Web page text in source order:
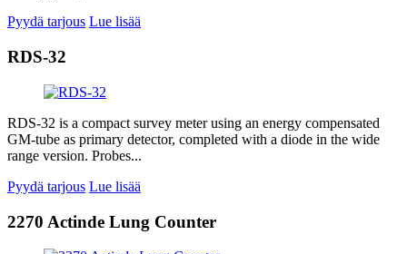
Pyydä tarjous Lue lisää
RDS-32
RDS-32 is a compact survey meter using an energy compensated
GM-tube as primary detector, completed with a diode in the wide
range version. Probes...
Pyydä tarjous Lue lisää
2270 Actinde Lung Counter